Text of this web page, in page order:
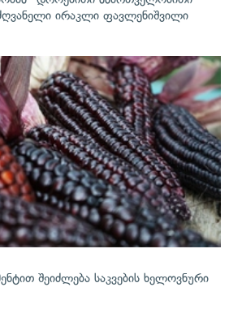
ირაკლი ფავლენიშვილი
შეიძლება საკვების ხელოვნური